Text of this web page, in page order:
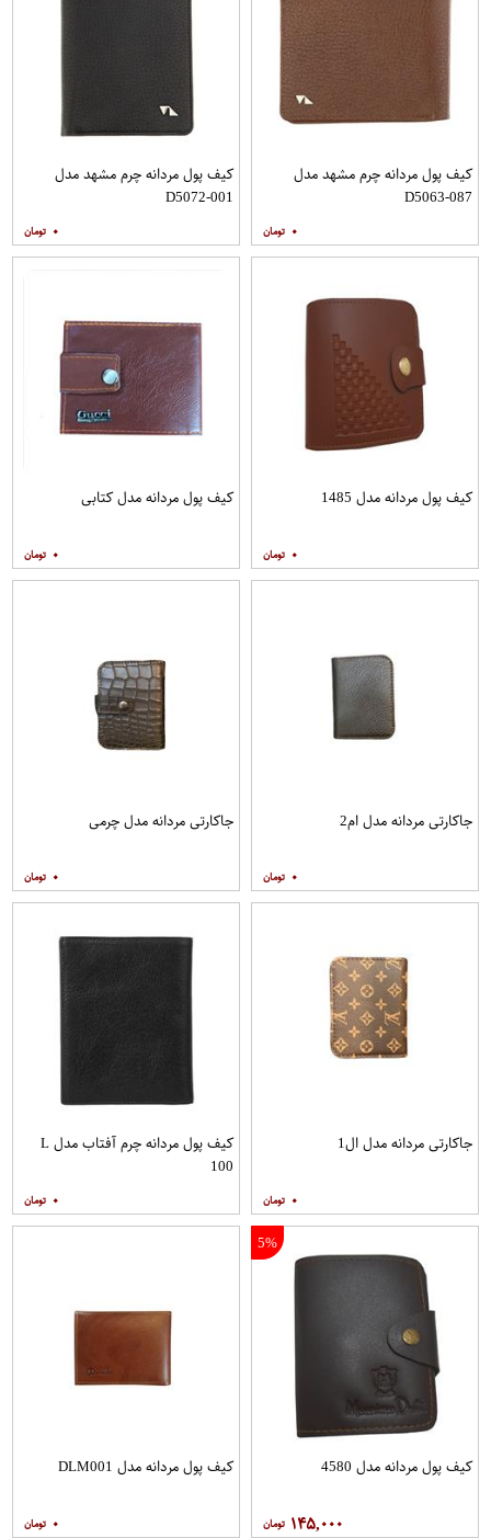
کیف پول مردانه چرم مشهد مدل
D5063-087
۰
کیف پول مردانه چرم مشهد مدل
D5072-001
۰
کیف پول مردانه مدل 1485
۰
کیف پول مردانه مدل کتابی
۰
جاکارتی مردانه مدل ام2
۰
جاکارتی مردانه مدل چرمی
۰
جاکارتی مردانه مدل ال1
۰
کیف پول مردانه چرم آفتاب مدل L
100
۰
5%
کیف پول مردانه مدل 4580
۱۴۵,۰۰۰
کیف پول مردانه مدل DLM001
۰